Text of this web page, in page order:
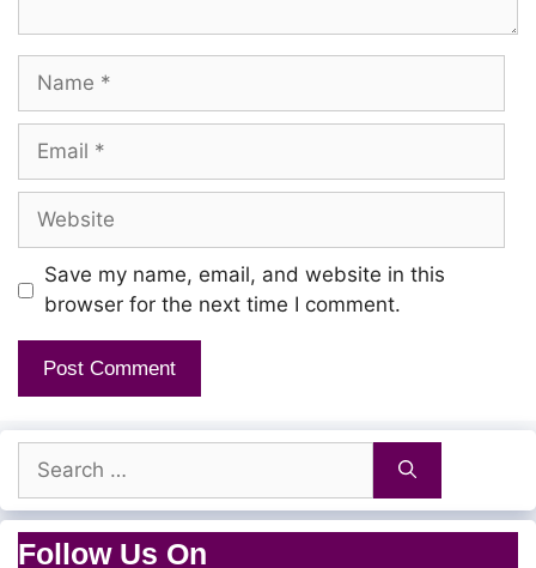
Name
Email
Website
Save my name, email, and website in this
browser for the next time I comment.
Search
for:
Follow Us On